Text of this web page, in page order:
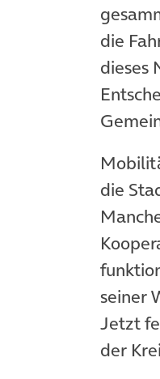
die
dieses
die
seiner
Jetzt
der